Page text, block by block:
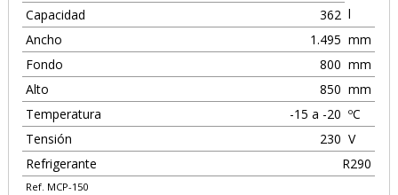
Capacidad
362 l
Ancho
1.495 mm
Fondo
800 mm
Alto
850 mm
Temperatura
-15 a -20 ºC
Tensión
230 V
Refrigerante
R290
Ref. MCP-150